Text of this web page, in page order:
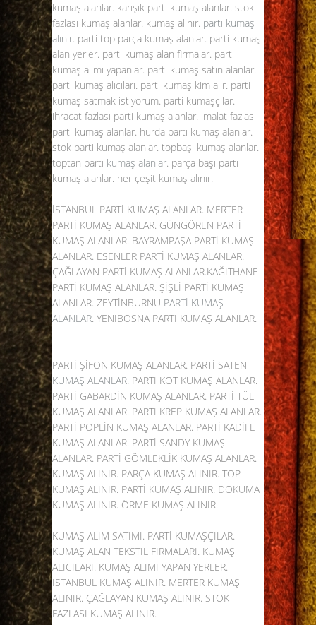
kumaş alanlar. karışık parti kumaş alanlar. stok
fazlası kumaş alanlar. kumaş alınır. parti kumaş
alınır. parti top parça kumaş alanlar. parti kumaş
alan yerler. parti kumaş alan firmalar. parti
kumaş alımı yapanlar. parti kumaş satın alanlar.
parti kumaş alıcıları. parti kumaş kim alır. parti
kumaş satmak istiyorum. parti kumaşçılar.
ihracat fazlası parti kumaş alanlar. imalat fazlası
parti kumaş alanlar. hurda parti kumaş alanlar.
stok parti kumaş alanlar. topbaşı kumaş alanlar.
toptan parti kumaş alanlar. parça başı parti
kumaş alanlar. her çeşit kumaş alınır.
İSTANBUL PARTİ KUMAŞ ALANLAR. MERTER
PARTİ KUMAŞ ALANLAR. GÜNGÖREN PARTİ
KUMAŞ ALANLAR. BAYRAMPAŞA PARTİ KUMAŞ
ALANLAR. ESENLER PARTİ KUMAŞ ALANLAR.
ÇAĞLAYAN PARTİ KUMAŞ ALANLAR.KAĞITHANE
PARTİ KUMAŞ ALANLAR. ŞİŞLİ PARTİ KUMAŞ
ALANLAR. ZEYTİNBURNU PARTİ KUMAŞ
ALANLAR. YENİBOSNA PARTİ KUMAŞ ALANLAR.
PARTİ ŞİFON KUMAŞ ALANLAR. PARTİ SATEN
KUMAŞ ALANLAR. PARTİ KOT KUMAŞ ALANLAR.
PARTİ GABARDİN KUMAŞ ALANLAR. PARTİ TÜL
KUMAŞ ALANLAR. PARTİ KREP KUMAŞ ALANLAR.
PARTİ POPLİN KUMAŞ ALANLAR. PARTİ KADİFE
KUMAŞ ALANLAR. PARTİ SANDY KUMAŞ
ALANLAR. PARTİ GÖMLEKLİK KUMAŞ ALANLAR.
KUMAŞ ALINIR. PARÇA KUMAŞ ALINIR. TOP
KUMAŞ ALINIR. PARTİ KUMAŞ ALINIR. DOKUMA
KUMAŞ ALINIR. ÖRME KUMAŞ ALINIR.
KUMAŞ ALIM SATIMI. PARTİ KUMAŞÇILAR.
KUMAŞ ALAN TEKSTİL FİRMALARI. KUMAŞ
ALICILARI. KUMAŞ ALIMI YAPAN YERLER.
İSTANBUL KUMAŞ ALINIR. MERTER KUMAŞ
ALINIR. ÇAĞLAYAN KUMAŞ ALINIR. STOK
FAZLASI KUMAŞ ALINIR.